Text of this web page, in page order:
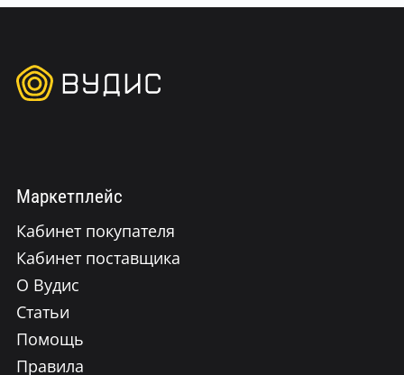
Маркетплейс
Кабинет покупателя
Кабинет поставщика
О Вудис
Статьи
Помощь
Правила